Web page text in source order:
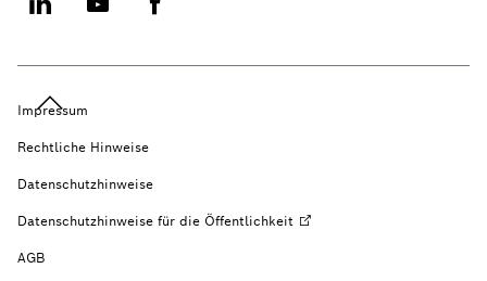
Impressum
Rechtliche Hinweise
Datenschutzhinweise
Datenschutzhinweise für die Öffentlichkeit
AGB